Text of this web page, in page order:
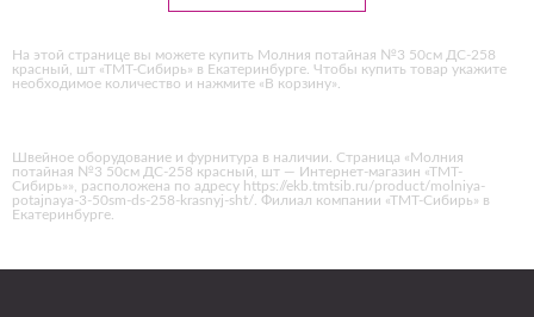
На этой странице вы можете купить Молния потайная №3 50см ДС-258
красный, шт «ТМТ-Сибирь» в Екатеринбурге. Чтобы купить товар укажите
необходимое количество и нажмите «В корзину».
Швейное оборудование и фурнитура в наличии. Страница «Молния
потайная №3 50см ДС-258 красный, шт — Интернет-магазин «ТМТ-
Сибирь»», расположена по адресу https://ekb.tmtsib.ru/product/molniya-
potajnaya-3-50sm-ds-258-krasnyj-sht/. Филиал компании «ТМТ-Сибирь» в
Екатеринбурге.